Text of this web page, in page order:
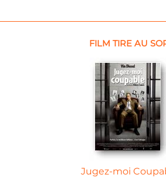
FILM TIRE AU
Jugez-moi